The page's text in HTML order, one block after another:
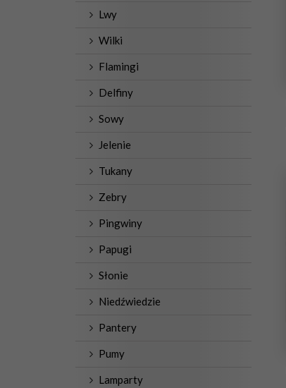
Lwy
Wilki
Flamingi
Delfiny
Sowy
Jelenie
Tukany
Zebry
Pingwiny
Papugi
Słonie
Niedźwiedzie
Pantery
Pumy
Lamparty